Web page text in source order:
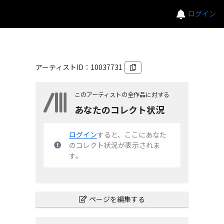
ログイン
アーティストID： 10037731
このアーティストの全作品に対する
あなたのコレクト状況
ログインすると、ここにあなた
のコレクト状況が表示されま
す。
ページを編集する